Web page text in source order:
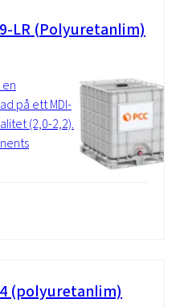
LR (Polyuretanlim)
en
på ett MDI-
(2,0-2,2).
(polyuretanlim)